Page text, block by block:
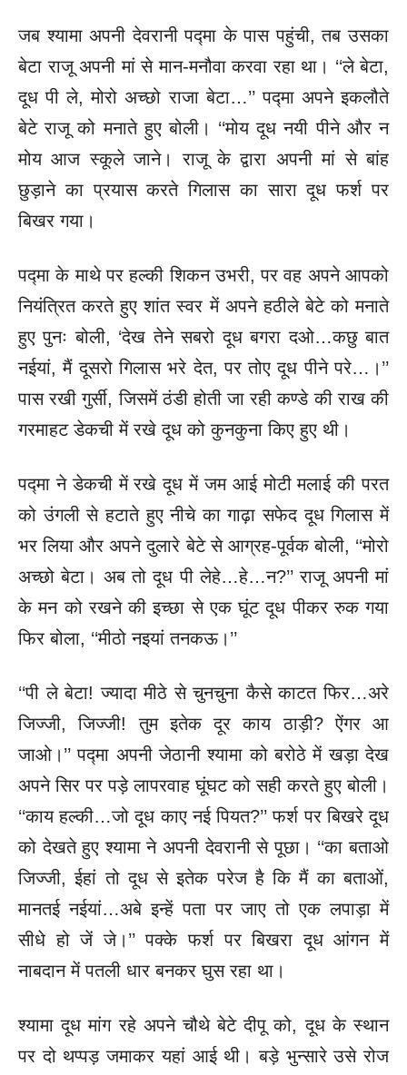
जब श्यामा अपनी देवरानी पद्मा के पास पहुंची, तब उसका
बेटा राजू अपनी मांसे मान-मनौवा करवा रहा था। ‘‘ले बेटा,
दूध पी ले, मोरो अच्छो राजा बेटा…’’ पद्मा अपने इकलौते
बेटे राजू को मनाते हुए बोली। ‘‘मोय दूध नयी पीने और न
मोय आज स्कूले जाने। राजू के द्वारा अपनी मां से बांह
छुड़ाने का प्रयास करते गिलास का सारा दूध फर्श पर
बिखर गया।
पद्मा के माथे पर हल्की शिकन उभरी, पर वह अपने आपको
नियंत्रित करते हुए शांत स्वरमें अपने हठीले बेटे को मनाते
हुए पुनः बोली, ‘देख तेने सबरो दूध बगरा दओ…कछु बात
नईयां, मैं दूसरो गिलास भरे देत, पर तोए दूध पीने परे…।’’
पास रखी गुर्सी, जिसमें ठंडी होती जा रही कण्डे की राख की
गरमाहट डेकची में रखे दूध को कुनकुना किए हुए थी।
पद्मा ने डेकची में रखे दूध में जम आई मोटी मलाई की परत
को उंगली से हटाते हुए नीचे का गाढ़ा सफेद दूधगिलास में
भर लिया और अपने दुलारे बेटे से आग्रह-पूर्वक बोली, ‘‘मोरो
अच्छो बेटा। अब तो दूध पी लेहे…हे…न?’’ राजू अपनी मां
के मन को रखने की इच्छा से एक घूंट दूध पीकर रुक गया
फिर बोला, ‘‘मीठो नइयां तनकऊ।’’
‘‘पी ले बेटा! ज्यादा मीठे से चुनचुना कैसे काटत फिर…अरे
जिज्जी, जिज्जी! तुम इतेक दूर काय ठाड़ी? ऐंगर आ
जाओ।’’ पद्मा अपनी जेठानी श्यामा को बरोठे में खड़ा देख
अपने सिर पर पड़े लापरवाह घूंघट को सही करते हुए बोली।
‘‘काय हल्की…जो दूध काए नई पियत?’’ फर्श पर बिखरे दूध
को देखते हुए श्यामा ने अपनी देवरानी से पूछा। ‘‘का बताओ
जिज्जी, ईहां तो दूध से इतेक परेज है कि मैं का बताओं,
मानतई नईयां…अबे इन्हें पता पर जाए तो एक लपाड़ा में
सीधे हो जें जे।’’ पक्के फर्श पर बिखरा दूध आंगन में
नाबदान में पतली धार बनकर घुस रहा था।
श्यामा दूध मांग रहे अपने चौथे बेटे दीपू को, दूध के स्थान
पर दो थप्पड़ जमाकर यहां आई थी। बड़े भुन्सारे उसे रोज